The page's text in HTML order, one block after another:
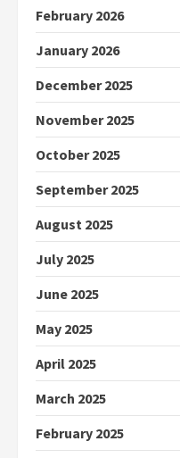
February 2026
January 2026
December 2025
November 2025
October 2025
September 2025
August 2025
July 2025
June 2025
May 2025
April 2025
March 2025
February 2025